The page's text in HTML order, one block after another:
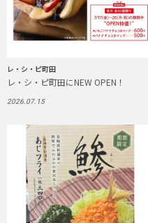
レ・シ・ピ町田
レ・シ・ピ町田にNEW OPEN！
2026.07.15